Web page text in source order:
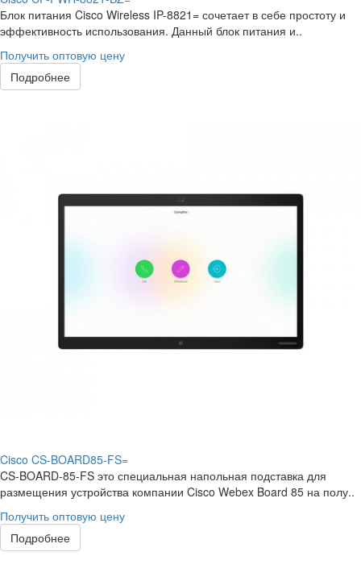
Блок питания Cisco Wireless IP-8821= сочетает в себе простоту и
эффективность использования. Данный блок питания и..
Получить оптовую цену
Подробнее
Cisco CS-BOARD85-FS=
CS-BOARD-85-FS это специальная напольная подставка для
размещения устройства компании Cisco Webex Board 85 на полу..
Получить оптовую цену
Подробнее